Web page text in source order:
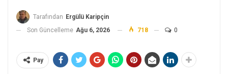
Tarafından Ergülü Karipçin
Son Güncelleme Ağu 6, 2026 718 0
Pay